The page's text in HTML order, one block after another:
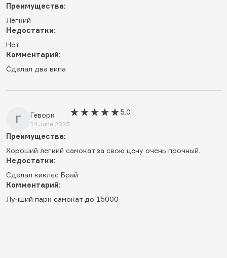
Преимущества:
Лёгкий
Недостатки:
Нет
Комментарий:
Сделал два випа
Г Геворк
14 June 2023
5.0
Преимущества:
Хороший легкий самокат за свою цену очень прочный.
Недостатки:
Сделал киклес Брай
Комментарий:
Лучший парк самокат до 15000